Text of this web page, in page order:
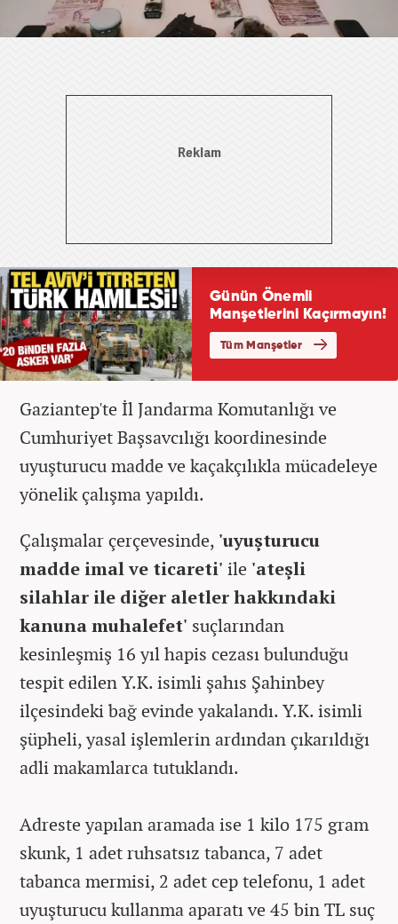
Gaziantep'te İl Jandarma Komutanlığı ve
Cumhuriyet Başsavcılığı koordinesinde
uyuşturucu madde ve kaçakçılıkla mücadeleye
yönelik çalışma yapıldı.
Çalışmalar çerçevesinde, 'uyuşturucu
madde imal ve ticareti' ile 'ateşli
silahlar ile diğer aletler hakkındaki
kanuna muhalefet' suçlarından
kesinleşmiş 16 yıl hapis cezası bulunduğu
tespit edilen Y.K. isimli şahıs Şahinbey
ilçesindeki bağ evinde yakalandı. Y.K. isimli
şüpheli, yasal işlemlerin ardından çıkarıldığı
adli makamlarca tutuklandı.
Adreste yapılan aramada ise 1 kilo 175 gram
skunk, 1 adet ruhsatsız tabanca, 7 adet
tabanca mermisi, 2 adet cep telefonu, 1 adet
uyuşturucu kullanma aparatı ve 45 bin TL suç